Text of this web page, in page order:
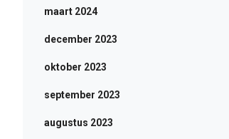
maart 2024
december 2023
oktober 2023
september 2023
augustus 2023